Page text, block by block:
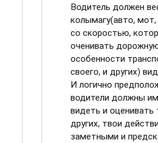
Водитель должен
колымагу(авто,
со скоростью,
оченивать
особенности
своего, и других)
И логично
водители должны
видеть и оценивать
других, твои
заметными и